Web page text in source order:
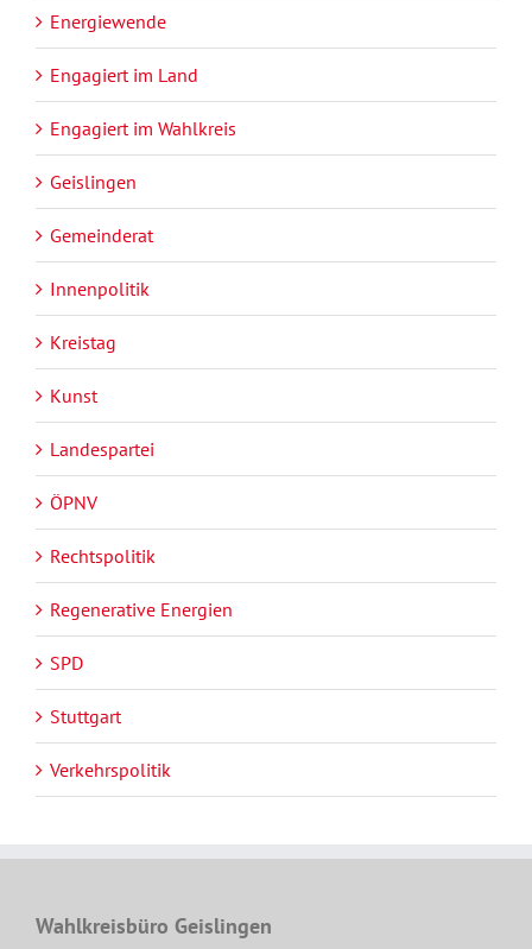
Energiewende
Engagiert im Land
Engagiert im Wahlkreis
Geislingen
Gemeinderat
Innenpolitik
Kreistag
Kunst
Landespartei
ÖPNV
Rechtspolitik
Regenerative Energien
SPD
Stuttgart
Verkehrspolitik
Wahlkreisbüro Geislingen